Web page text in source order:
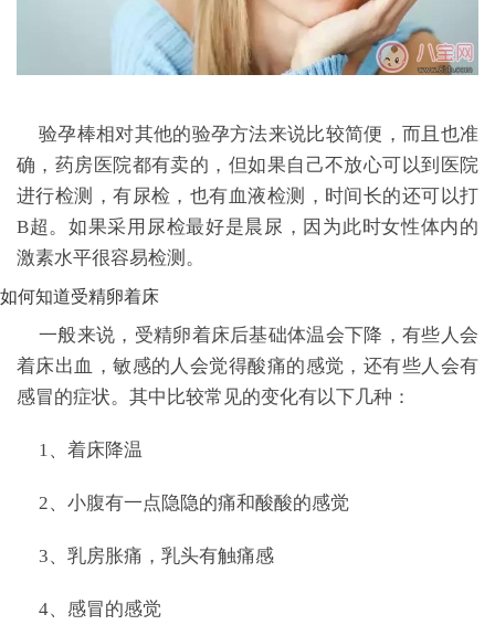
验孕棒相对其他的验孕方法来说比较简便，而且也准
确，药房医院都有卖的，但如果自己不放心可以到医院
进行检测，有尿检，也有血液检测，时间长的还可以打
B超。如果采用尿检最好是晨尿，因为此时女性体内的
激素水平很容易检测。
如何知道受精卵着床
一般来说，受精卵着床后基础体温会下降，有些人会
着床出血，敏感的人会觉得酸痛的感觉，还有些人会有
感冒的症状。其中比较常见的变化有以下几种：
1、着床降温
2、小腹有一点隐隐的痛和酸酸的感觉
3、乳房胀痛，乳头有触痛感
4、感冒的感觉